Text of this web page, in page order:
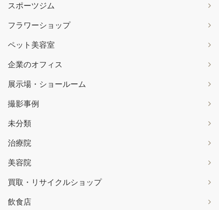
スポーツジム
フラワーショップ
ペット美容室
企業のオフィス
展示場・ショールーム
撮影事例
未分類
治療院
美容院
買取・リサイクルショップ
飲食店